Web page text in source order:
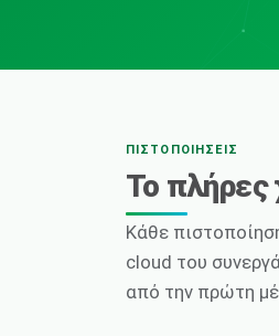
ΠΙΣΤΟΠΟΙΉΣΕΙΣ
Το
Κάθε
cloud του
από την πρώτη